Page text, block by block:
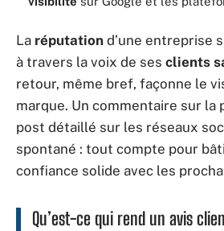
La réputation d’une entreprise
à travers la voix de ses clients
retour, même bref, façonne le
marque. Un commentaire sur la
post détaillé sur les réseaux
spontané : tout compte pour
confiance solide avec les
Qu’est-ce qui rend un avis